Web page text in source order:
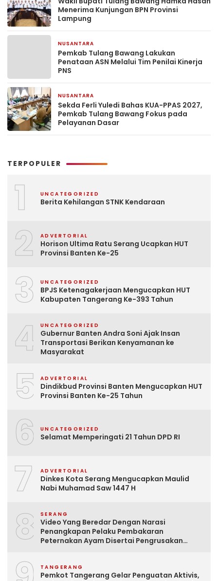
Menerima Kunjungan BPN Provinsi
Lampung
NUSANTARA
Pemkab Tulang Bawang Lakukan
Penataan ASN Melalui Tim Penilai Kinerja
PNS
NUSANTARA
Sekda Ferli Yuledi Bahas KUA-PPAS 2027,
Pemkab Tulang Bawang Fokus pada
Pelayanan Dasar
TERPOPULER
1 UNCATEGORIZED
Berita Kehilangan STNK Kendaraan
2 ADVERTORIAL
Horison Ultima Ratu Serang Ucapkan HUT
Provinsi Banten Ke-25
3 UNCATEGORIZED
BPJS Ketenagakerjaan Mengucapkan HUT
Kabupaten Tangerang Ke-393 Tahun
4 UNCATEGORIZED
Gubernur Banten Andra Soni Ajak Insan
Transportasi Berikan Kenyamanan ke
Masyarakat
5 ADVERTORIAL
Dindikbud Provinsi Banten Mengucapkan HUT
Provinsi Banten Ke-25 Tahun
6 UNCATEGORIZED
Selamat Memperingati 21 Tahun DPD RI
7 ADVERTORIAL
Dinkes Kota Serang Mengucapkan Maulid
Nabi Muhamad Saw 1447 H
8 SERANG
Video Yang Beredar Dengan Narasi
Penangkapan Pelaku Pembakaran
Peternakan Ayam Disertai Pengrusakan
TANGERANG
Pemkot Tangerang Gelar Penguatan Aktivis,